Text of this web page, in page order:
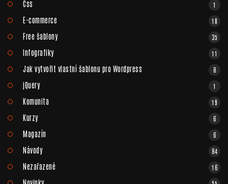
Css 1
E-commerce 10
Free šablony 35
Infografiky 11
Jak vytvořit vlastní šablonu pro Wordpress 8
jQuery 1
Komunita 19
Kurzy 6
Magazín 6
Návody 84
Nezařazené 16